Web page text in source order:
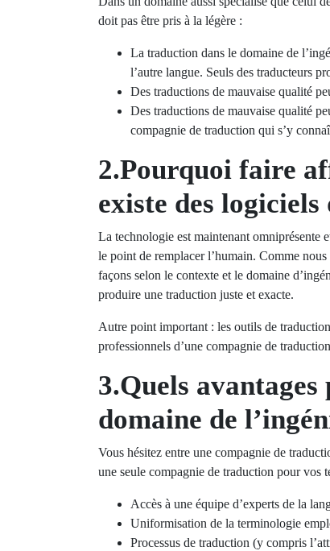
doit pas être pris à la légère :
La traduction dans le domaine de
l’autre langue. Seuls des traducteurs
Des traductions de mauvaise qualité
Des traductions de mauvaise qualité
compagnie de traduction qui s’y
2.Pourquoi faire
existe des
La technologie est maintenant omniprésente
le point de remplacer l’humain. Comme
façons selon le contexte et le domaine
produire une traduction juste et exacte.
Autre point important : les outils de
professionnels d’une compagnie de
3.Quels
domaine de
Vous hésitez entre une compagnie de
une seule compagnie de traduction pour vos
Accès à une équipe d’experts de la
Uniformisation de la terminologie
Processus de traduction (y compris